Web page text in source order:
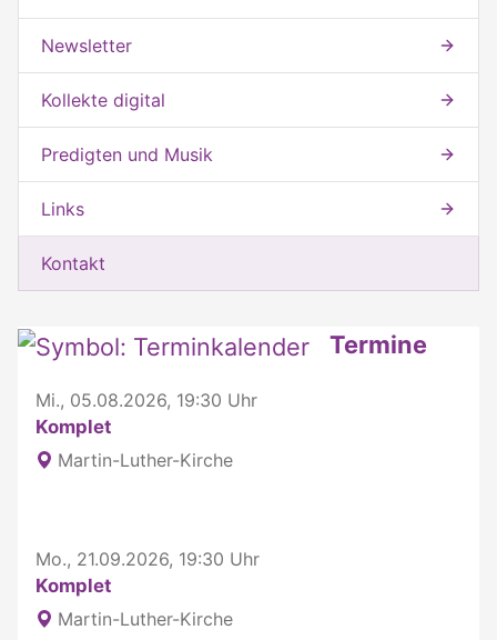
Newsletter
Kollekte digital
Predigten und Musik
Links
Kontakt
Weitere interessante Inhalte Termine
Mi., 05.08.2026, 19:30 Uhr
Komplet
Martin-Luther-Kirche
Mo., 21.09.2026, 19:30 Uhr
Komplet
Martin-Luther-Kirche